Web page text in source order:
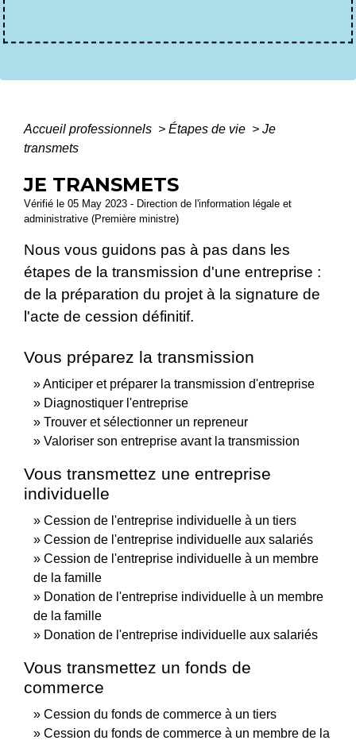
Accueil professionnels > Étapes de vie > Je
transmets
JE TRANSMETS
Vérifié le 05 May 2023 - Direction de l'information légale et
administrative (Première ministre)
Nous vous guidons pas à pas dans les
étapes de la transmission d'une entreprise :
de la préparation du projet à la signature de
l'acte de cession définitif.
Vous préparez la transmission
Anticiper et préparer la transmission d'entreprise
Diagnostiquer l'entreprise
Trouver et sélectionner un repreneur
Valoriser son entreprise avant la transmission
Vous transmettez une entreprise
individuelle
Cession de l'entreprise individuelle à un tiers
Cession de l'entreprise individuelle aux salariés
Cession de l'entreprise individuelle à un membre
de la famille
Donation de l'entreprise individuelle à un membre
de la famille
Donation de l'entreprise individuelle aux salariés
Vous transmettez un fonds de
commerce
Cession du fonds de commerce à un tiers
Cession du fonds de commerce à un membre de la